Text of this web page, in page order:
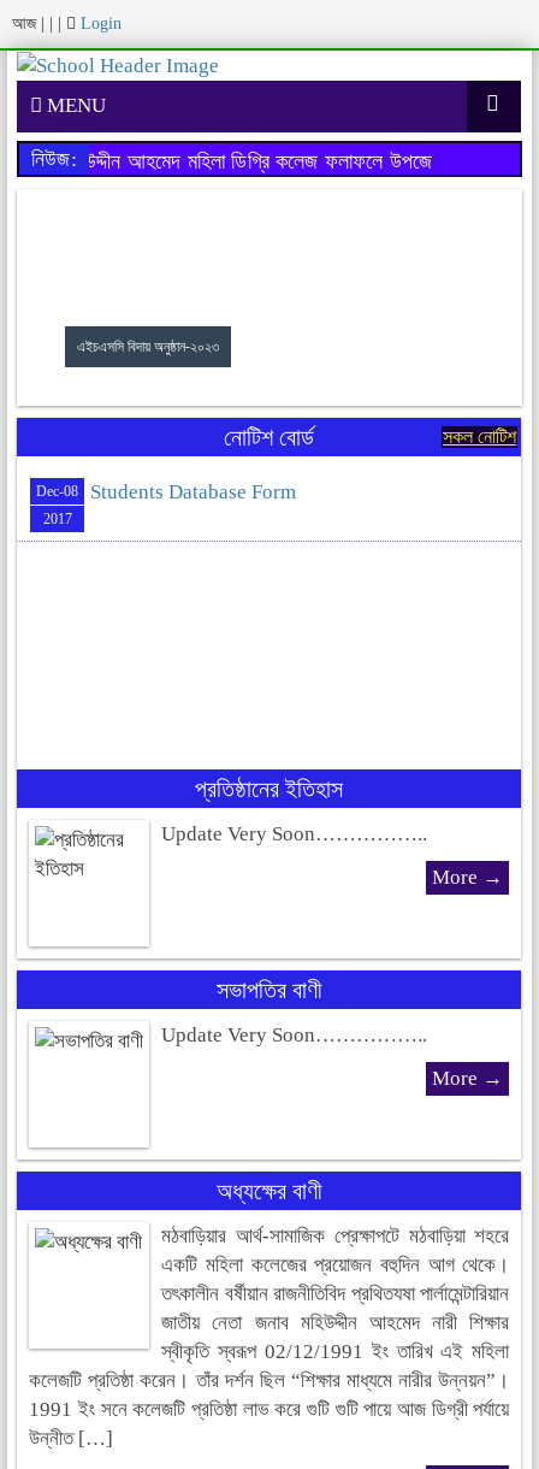
আজ Login
MENU
নিউজ:
মহিউদ্দীন আহমেদ মহিলা ডিগ্রি কলেজ ফলাফলে উপজেলায় ১ম স্থান
এইচএসসি বিদায় অনুষ্ঠান-২০২৩
নোটিশ বোর্ড
Dec-08
2017
Students Database Form
সকল নোটিশ
প্রতিষ্ঠানের ইতিহাস
Update Very Soon……………..
More →
সভাপতির বাণী
Update Very Soon……………..
More →
অধ্যক্ষের বাণী
মঠবাড়িয়ার আর্থ-সামাজিক প্রেক্ষাপটে মঠবাড়িয়া শহরে
একটি মহিলা কলেজের প্রয়োজন বহুদিন আগ থেকে।
তৎকালীন বর্ষীয়ান রাজনীতিবিদ প্রথিতযষা পার্লামেন্টারিয়ান
জাতীয় নেতা জনাব মহিউদ্দীন আহমেদ নারী শিক্ষার
স্বীকৃতি স্বরূপ 02/12/1991 ইং তারিখ এই মহিলা
কলেজটি প্রতিষ্ঠা করেন। তাঁর দর্শন ছিল “শিক্ষার মাধ্যমে নারীর উন্নয়ন”।
1991 ইং সনে কলেজটি প্রতিষ্ঠা লাভ করে গুটি গুটি পায়ে আজ ডিগ্রী পর্যায়ে
উন্নীত […]